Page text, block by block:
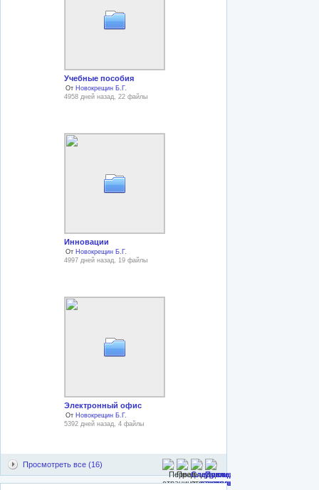
Учебные пособия
От Новокрещин Б.Г.
4958 дней назад, 22 файлы
Инновации
От Новокрещин Б.Г.
4997 дней назад, 19 файлы
Электронный офис
От Новокрещин Б.Г.
5392 дней назад, 4 файлы
Просмотреть все (16)